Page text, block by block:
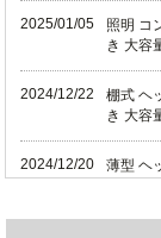
2025/01/05
照明 コ
き 大容
2024/12/22
棚式 ヘ
き 大容
2024/12/20
薄型 ヘ